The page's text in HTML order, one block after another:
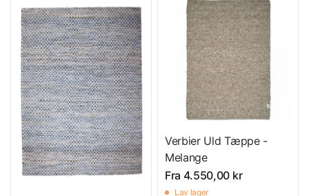
Verbier Uld Tæppe -
Melange
Fra 4.550,00 kr
Lav lager